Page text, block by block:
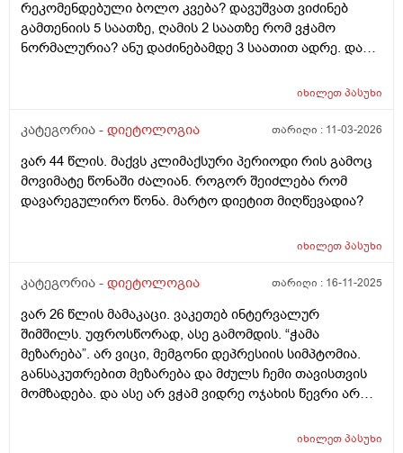
თავს. კიბატონო. თუმცა, ვერანაირ პროგრესს ვერ
ვხედავ. ამას წინათაც გესაუბრეთ ამის შესახებ. ჩემს
ცხოვრებაში ასეთი დისციპლინა ამ მხრივ არასდროს
ამოვიღე. მხოლოდ ჯანსაღი კალორიული დეფიციტი.
მივიღო, რომ მხოლოდამხოლოდ ცხიმის ხარჯზე
დავიკლო. ვიკვებები დღეში 3 ჯერ. ყოველდეიური
ძირითადი მენიუ არის 10ც მოხარშული კვერცხის ცილა
და 300გ ქათმის ფილე. შიგადაშიგ პროტეინის
პუდინგი, რომელიც 20გ ცილას შეიცავს და ა.შ -
ქონები. მითხარით, რას ვაკეთებ არასწორად? ვითომ
ვიღვიძებ. საღამოა 10 დან ღამის 3 მდე პერიოდს
ძილში ეომ არ ვატარებ ვითომ მაგაშია საქმე? ანდაც
იმაშია საქმე, რომ ერთბაშად ვჭამ 300გ ფილეს,
ბევრია, ორგანიზმი ვერ გადაამუშავწბს და ცხიმში
გზავნის? არადა უპუროდ ვჭამ და სიგამძღრესაც ვერ
ვგრძნობ დიდად. არ ვიცი არაფერი 1 რამის გარდა,
რეკომენდებული ბოლო კვება? დავუშვათ ვიძინებ
გამთენიის 5 საათზე, ღამის 2 საათზე რომ ვჭამო
ნორმალურია? ანუ დაძინებამდე 3 საათით ადრე. და
მაინც ხომ დავიკლებ წონაში ასეთი რიტმით?იხილეთპასუხი
კატეგორია - დიეტოლოგია თარიღი : 11-03-2026
ვარ 44 წლის. მაქვს კლიმაქსური პერიოდი რის გამოც
მოვიმატე წონაში ძალიან. როგორ შეიძლება რომ
დავარეგულირო წონა. მარტო დიეტით მიღწევადია?
იხილეთპასუხი
კატეგორია - დიეტოლოგია თარიღი : 16-11-2025
ვარ 26 წლის მამაკაცი. ვაკეთებ ინტერვალურ
შიმშილს. უფროსწორად, ასე გამომდის. “ჭამა
მეზარება”. არ ვიცი, მემგონი დეპრესიის სიმპტომია.
განსაკუთრებით მეზარება და მძულს ჩემი თავისთვის
მომზადება. და ასე არ ვჭამ ვიდრე ოჯახის წევრი არ
მშიერი ვარ. ხან უფრო მერემდეც. ხანდახან დღეში 1
იხილეთპასუხი